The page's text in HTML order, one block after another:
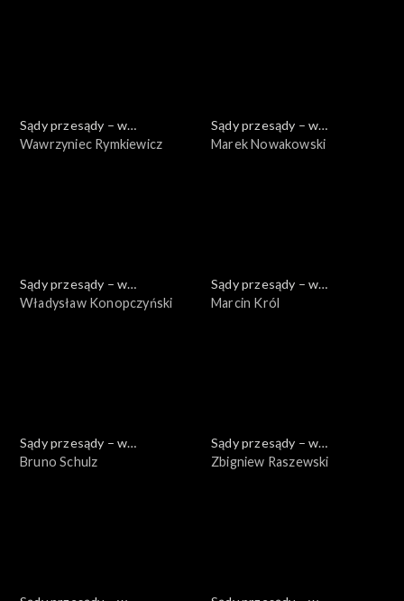
Sądy przesądy – w
powiększeniu
Wawrzyniec Rymkiewicz
Sądy przesądy – w
powiększeniu
Marek Nowakowski
Sądy przesądy – w
powiększeniu
Władysław Konopczyński
Sądy przesądy – w
powiększeniu
Marcin Król
Sądy przesądy – w
powiększeniu
Bruno Schulz
Sądy przesądy – w
powiększeniu
Zbigniew Raszewski